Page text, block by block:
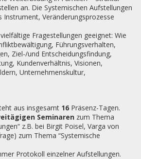
an. Die Systemischen Aufstellungen
Instrument, Veränderungsprozesse
Fragestellungen geeignet: Wie
Führungsverhalten,
Ziel-/und Entscheidungsfindung,
Kundenverhältnis, Visionen,
Unternehmenskultur,
aus insgesamt 16 Präsenz-Tagen.
Seminaren zum Thema
z.B. bei Birgit Poisel, Varga von
zum Thema “Systemische
Protokoll einzelner Aufstellungen.